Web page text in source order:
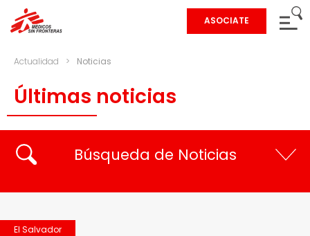
ASOCIATE
Actualidad > Noticias
Últimas noticias
Búsqueda de Noticias
El Salvador